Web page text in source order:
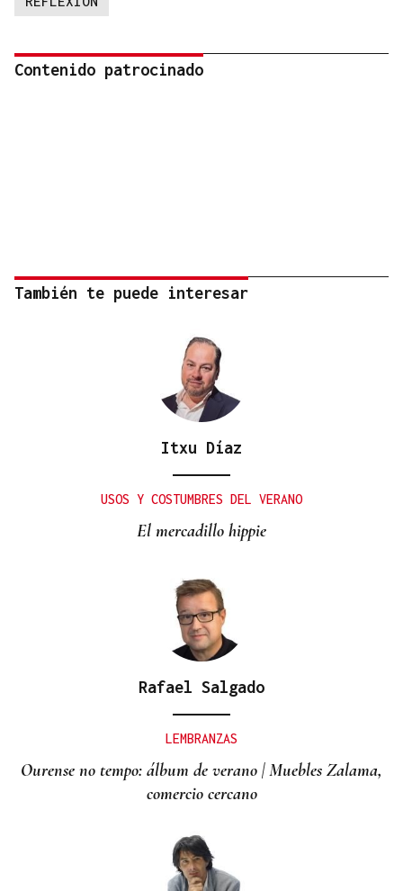
Contenido patrocinado
También te puede interesar
Itxu Díaz
USOS Y COSTUMBRES DEL VERANO
El mercadillo hippie
Rafael Salgado
LEMBRANZAS
Ourense no tempo: álbum de verano | Muebles Zalama,
comercio cercano